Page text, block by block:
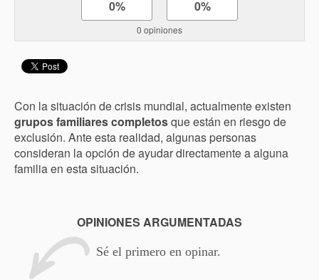
0% 0%
0 opiniones
Con la situación de crisis mundial, actualmente existen
grupos familiares completosque están en riesgo de
exclusión. Ante esta realidad, algunas personas
consideran la opción de ayudar directamente a alguna
familia en esta situación.
OPINIONES ARGUMENTADAS
Sé el primero en opinar.